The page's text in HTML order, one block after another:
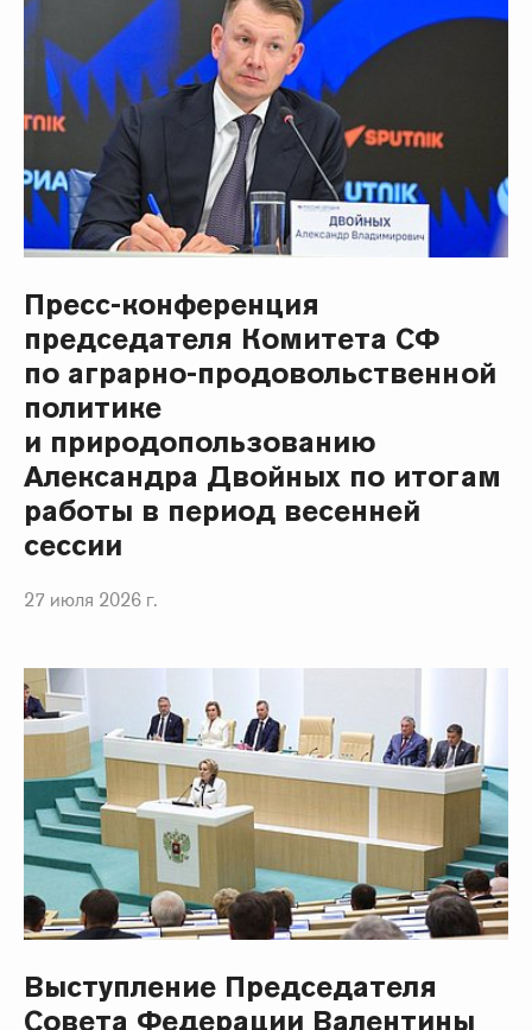
Пресс-конференция
председателя Комитета СФ
по аграрно-продовольственной
политике
и природопользованию
Александра Двойных по итогам
работы в период весенней
сессии
27 июля 2026 г.
Выступление Председателя
Совета Федерации Валентины